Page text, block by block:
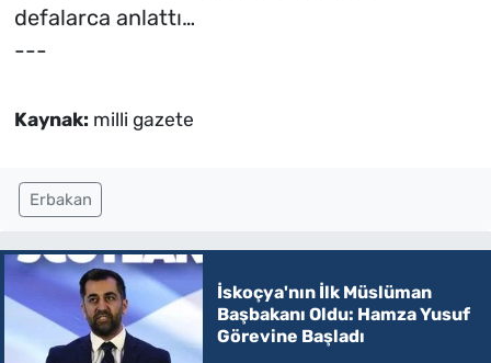
defalarca anlattı…
---
Kaynak: milli gazete
Erbakan
İskoçya'nın İlk Müslüman
Başbakanı Oldu: Hamza Yusuf
Görevine Başladı